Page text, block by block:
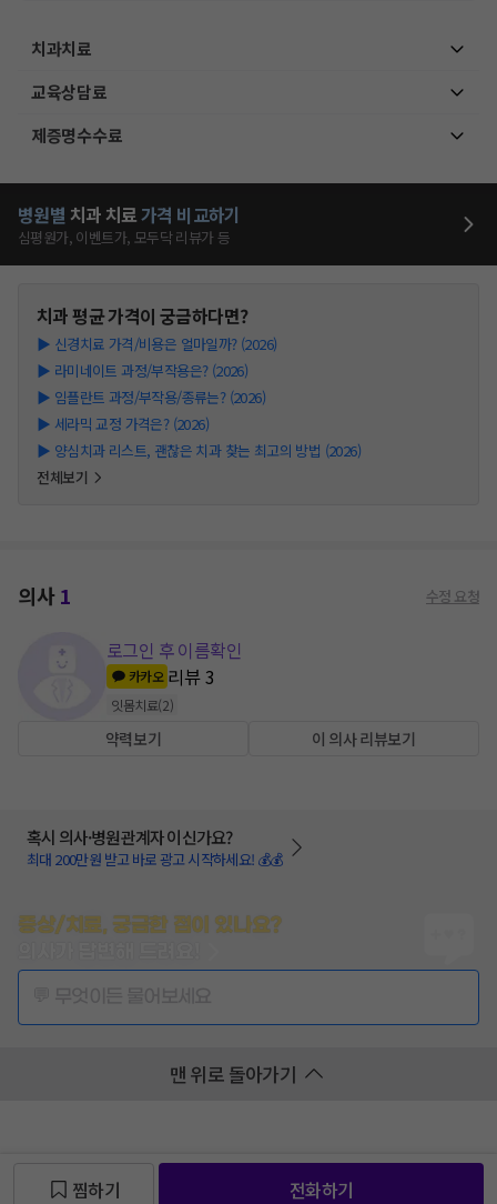
치과치료
교육상담료
제증명수수료
병원별 치과 치료가격 비교하기
심평원가, 이벤트가, 모두닥 리뷰가 등
치과평균 가격이 궁금하다면?
▶ 신경치료 가격/비용은 얼마일까? (2026)
▶ 라미네이트 과정/부작용은? (2026)
▶ 임플란트 과정/부작용/종류는? (2026)
▶ 세라믹 교정 가격은? (2026)
▶ 양심치과 리스트, 괜찮은 치과 찾는 최고의 방법 (2026)
전체보기
의사1 수정 요청
로그인 후 이름확인
카카오 리뷰3
잇몸치료(2)
약력보기 이 의사 리뷰보기
혹시 의사·병원관계자 이신가요?
최대 200만원 받고 바로 광고 시작하세요! 💰💰
증상/치료, 궁금한 점이 있나요?
맨 위로 돌아가기
찜하기 전화하기